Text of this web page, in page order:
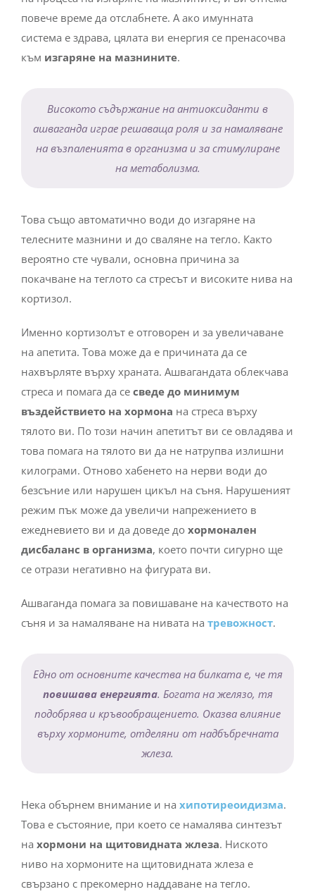
система е здрава, цялата ви енергия се пренасочва
къмизгаряне на мазнините.
ашваганда играе решаваща роля и за намаляване
на възпаленията в организма и за стимулиране
на метаболизма.
телесните мазнини и до сваляне на тегло. Както
вероятно сте чували, основна причина за
покачване на теглото са стресът и високите нива на
кортизол.
на апетита. Това може да е причината да се
нахвърляте върху храната. Ашвагандата облекчава
стреса и помага да сесведе до минимум
въздействието на хормонана стреса върху
тялото ви. По този начин апетитът ви се овладява и
това помага на тялото ви да не натрупва излишни
килограми. Отново хабенето на нерви води до
безсъние или нарушен цикъл на съня. Нарушеният
режим пък може да увеличи напрежението в
ежедневието ви и да доведе дохормонален
дисбаланс в организма, което почти сигурно ще
се отрази негативно на фигурата ви.
съня и за намаляване на нивата натревожност.
повишава енергията. Богата на желязо, тя
подобрява и кръвообращението. Оказва влияние
върху хормоните, отделяни от надбъбречната
жлеза.
Това е състояние, при което се намалява синтезът
нахормони на щитовидната жлеза. Ниското
ниво на хормоните на щитовидната жлеза е
свързано с прекомерно наддаване на тегло.
Проучванията обаче показват, че консумацията на